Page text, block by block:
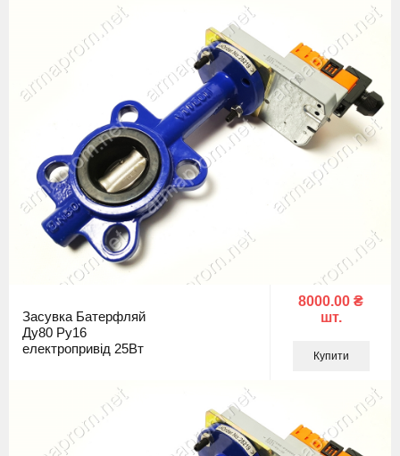
Засувка Батерфляй
Ду80 Ру16
електропривід 25Вт
8000.00 ₴
шт.
Купити